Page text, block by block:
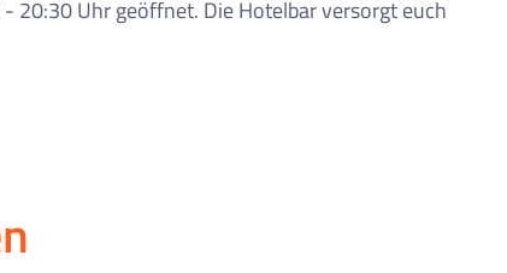
20:30 Uhr geöffnet. Die Hotelbar versorgt euch